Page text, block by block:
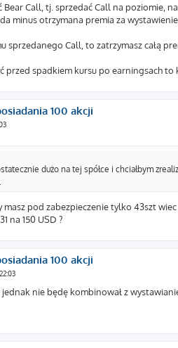
Bear Call, tj. sprzedać Call na poziomie,
minus otrzymana premia za wystawienie
sprzedanego Call, to zatrzymasz całą
przed spadkiem kursu po earningsach to
100 akcji
dużo na tej spółce i chciałbym
masz pod zabezpieczenie tylko 43szt
na 150 USD ?
100 akcji
nie będę kombinował z